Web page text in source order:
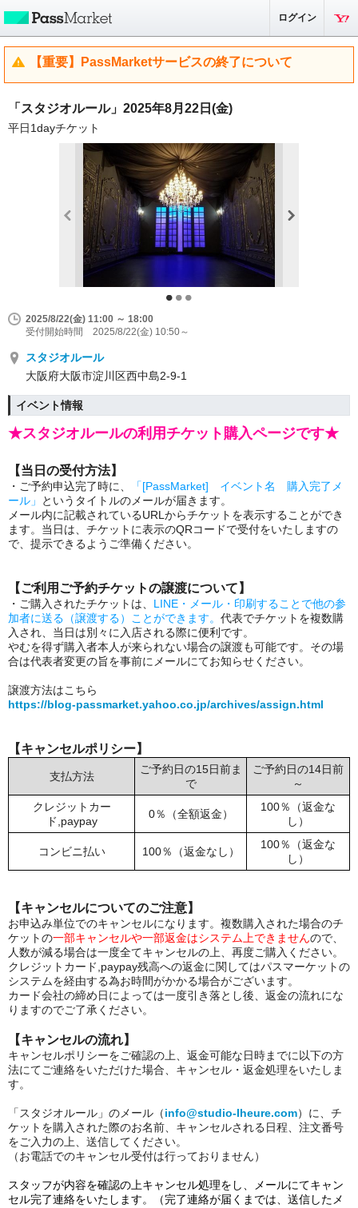
ログイン
【重要】PassMarketサービスの終了について
「スタジオルール」2025年8月22日(金)
平日1dayチケット
2025/8/22(金) 11:00 ～ 18:00
受付開始時間 2025/8/22(金) 10:50～
スタジオルール
大阪府大阪市淀川区西中島2-9-1
イベント情報
★スタジオルールの利用チケット購入ページです★
【当日の受付方法】
・ご予約申込完了時に、
「[PassMarket] イベント名 購入完了メ
ール」
というタイトルのメールが届きます。
メール内に記載されているURLからチケットを表示することができ
ます。当日は、チケットに表示のQRコードで受付をいたしますの
で、提示できるようご準備ください。
【ご利用ご予約チケットの譲渡について】
・ご購入されたチケットは、 LINE・メール・印刷することで他の参
加者に送る（譲渡する）ことができます。 代表でチケットを複数購
入され、当日は別々に入店される際に便利です。
やむを得ず購入者本人が来られない場合の譲渡も可能です。その場
合は代表者変更の旨を事前にメールにてお知らせください。
譲渡方法はこちら
https://blog-passmarket.yahoo.co.jp/archives/assign.html
【キャンセルポリシー】
支払方法
ご予約日の15日前ま
で
ご予約日の14日前
～
クレジットカー
ド,paypay
0％（全額返金）
100％（返金な
し）
コンビニ払い 100％（返金なし）
100％（返金な
し）
【キャンセルについてのご注意】
お申込み単位でのキャンセルになります。複数購入された場合のチ
ケットの一部キャンセルや一部返金はシステム上できませんので、
人数が減る場合は一度全てキャンセルの上、再度ご購入ください。
クレジットカード,paypay残高への返金に関してはパスマーケットの
システムを経由する為お時間がかかる場合がございます。
カード会社の締め日によっては一度引き落とし後、返金の流れにな
りますのでご了承ください。
【キャンセルの流れ】
キャンセルポリシーをご確認の上、返金可能な日時までに以下の方
法にてご連絡をいただけた場合、キャンセル・返金処理をいたしま
す。
「スタジオルール」のメール（info@studio-lheure.com）に、チ
ケットを購入された際のお名前、キャンセルされる日程、注文番号
をご入力の上、送信してください。
（お電話でのキャンセル受付は行っておりません）
スタッフが内容を確認の上キャンセル処理をし、メールにてキャン
セル完了連絡をいたします。（完了連絡が届くまでは、送信したメ